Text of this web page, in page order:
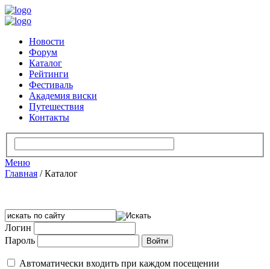
Новости
Форум
Каталог
Рейтинги
Фестиваль
Академия виски
Путешествия
Контакты
Меню
Главная /Каталог
Логин
Пароль
Автоматически входить при каждом посещении